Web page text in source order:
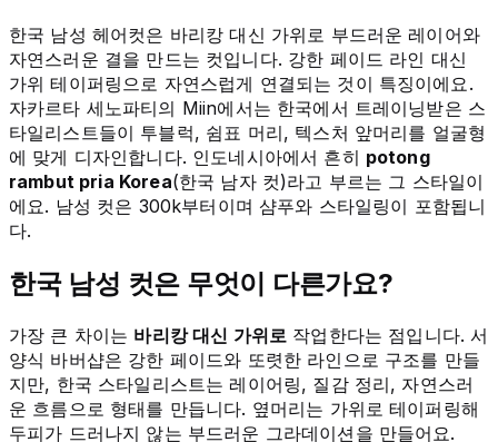
한국 남성 헤어컷은 바리캉 대신 가위로 부드러운 레이어와
자연스러운 결을 만드는 컷입니다. 강한 페이드 라인 대신
가위 테이퍼링으로 자연스럽게 연결되는 것이 특징이에요.
자카르타 세노파티의 Miin에서는 한국에서 트레이닝받은 스
타일리스트들이 투블럭, 쉼표 머리, 텍스처 앞머리를 얼굴형
에 맞게 디자인합니다. 인도네시아에서 흔히 potong
rambut pria Korea(한국 남자 컷)라고 부르는 그 스타일이
에요. 남성 컷은 300k부터이며 샴푸와 스타일링이 포함됩니
다.
한국 남성 컷은 무엇이 다른가요?
가장 큰 차이는 바리캉 대신 가위로 작업한다는 점입니다. 서
양식 바버샵은 강한 페이드와 또렷한 라인으로 구조를 만들
지만, 한국 스타일리스트는 레이어링, 질감 정리, 자연스러
운 흐름으로 형태를 만듭니다. 옆머리는 가위로 테이퍼링해
두피가 드러나지 않는 부드러운 그라데이션을 만들어요.